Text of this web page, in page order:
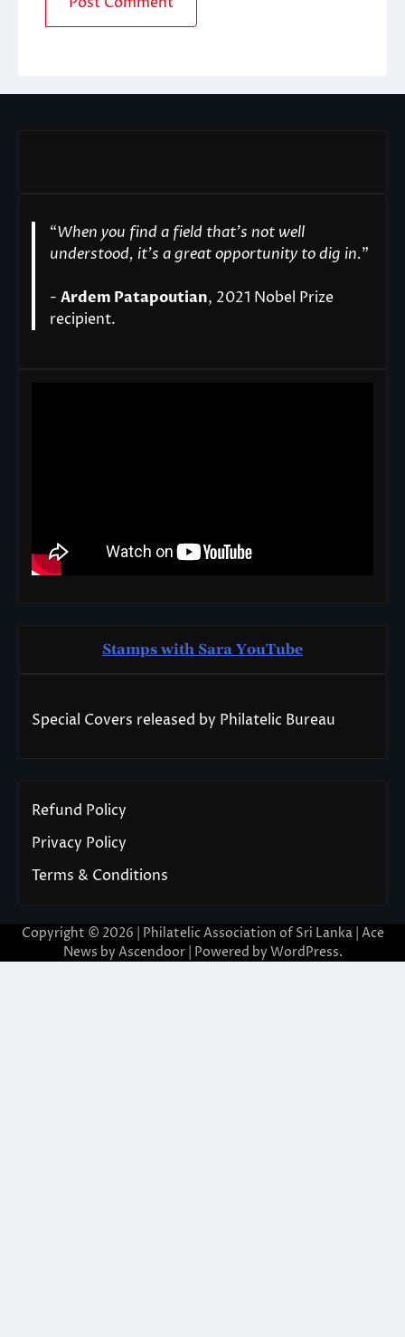
“When you find a field that’s not well
understood, it’s a great opportunity to dig in."
- Ardem Patapoutian, 2021 Nobel Prize
recipient.
Stamps with Sara YouTube
Special Covers released by Philatelic Bureau
Refund Policy
Privacy Policy
Terms & Conditions
Copyright © 2026 | Philatelic Association of Sri Lanka | Ace
News by Ascendoor| Powered by WordPress.